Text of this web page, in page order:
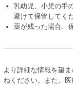
乳幼児、小児の手
避けて保管してく
薬が残った場合、
より詳細な情報を望
ねください。また、